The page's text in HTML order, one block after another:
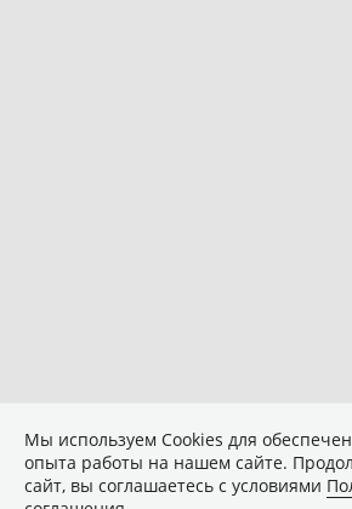
Мы используем Сookies для
опыта работы на нашем сайте.
сайт, вы соглашаетесь с условиями